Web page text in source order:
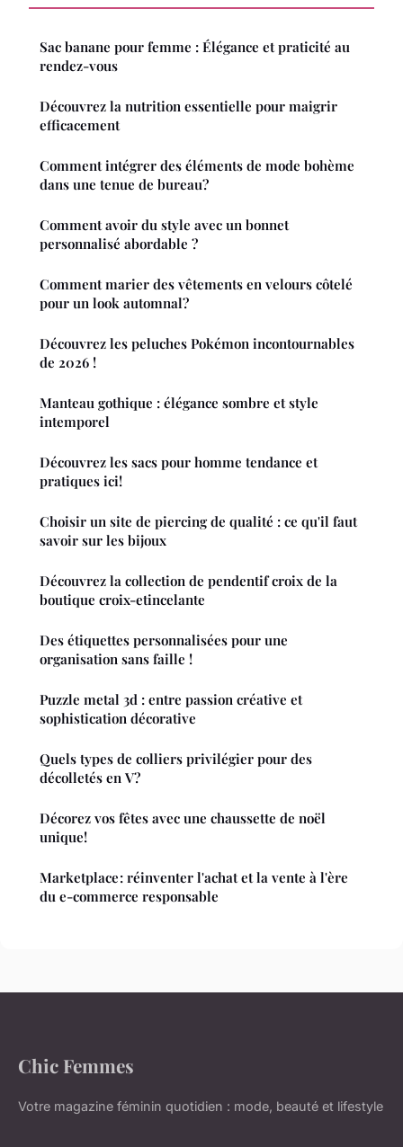
Sac banane pour femme : Élégance et praticité au
rendez-vous
Découvrez la nutrition essentielle pour maigrir
efficacement
Comment intégrer des éléments de mode bohème
dans une tenue de bureau?
Comment avoir du style avec un bonnet
personnalisé abordable ?
Comment marier des vêtements en velours côtelé
pour un look automnal?
Découvrez les peluches Pokémon incontournables
de 2026 !
Manteau gothique : élégance sombre et style
intemporel
Découvrez les sacs pour homme tendance et
pratiques ici!
Choisir un site de piercing de qualité : ce qu'il faut
savoir sur les bijoux
Découvrez la collection de pendentif croix de la
boutique croix-etincelante
Des étiquettes personnalisées pour une
organisation sans faille !
Puzzle metal 3d : entre passion créative et
sophistication décorative
Quels types de colliers privilégier pour des
décolletés en V?
Décorez vos fêtes avec une chaussette de noël
unique!
Marketplace : réinventer l'achat et la vente à l'ère
du e-commerce responsable
Chic Femmes
Votre magazine féminin quotidien : mode, beauté et lifestyle